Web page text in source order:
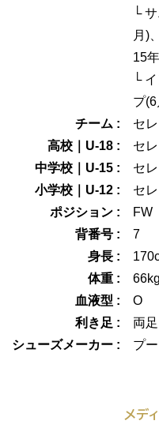
└
月)
15
└
プ
チーム :
セ
高校｜U-18 :
セ
中学校｜U-15 :
セ
小学校｜U-12 :
セ
ポジション :
FW
背番号 :
7
身長 :
体重 :
66kg
血液型 :
O
利き足 :
両足
シューズメーカー :
プ
メデ